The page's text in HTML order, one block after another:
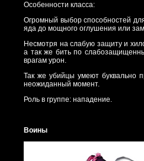
Особенности класса:
Огромный выбор способностей
яда до мощного оглушения или
Несмотря на слабую защиту и
а так же бить по
врагам урон.
Так же убийцы умеют буквально
неожиданный момент.
Роль в группе: нападение.
Воины